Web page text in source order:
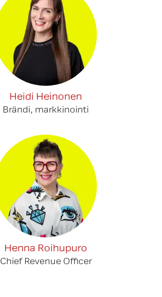
Heidi Heinonen
Brändi, markkinointi
Henna Roihupuro
Chief Revenue Officer